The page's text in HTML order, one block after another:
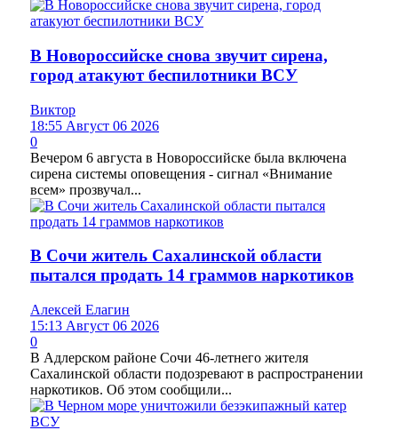
В Новороссийске снова звучит сирена,
город атакуют беспилотники ВСУ
Виктор
18:55 Август 06 2026
0
Вечером 6 августа в Новороссийске была включена
сирена системы оповещения - сигнал «Внимание
всем» прозвучал...
В Сочи житель Сахалинской области
пытался продать 14 граммов наркотиков
Алексей Елагин
15:13 Август 06 2026
0
В Адлерском районе Сочи 46-летнего жителя
Сахалинской области подозревают в распространении
наркотиков. Об этом сообщили...